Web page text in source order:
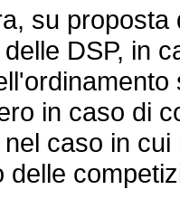
su proposta
DSP, in
in caso di
caso in
delle